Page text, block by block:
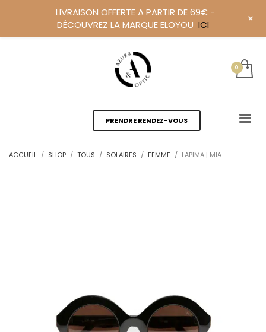
PRENDRE RENDEZ-VOUS
ACCUEIL SHOP TOUS SOLAIRES FEMME LAPIMA | MIA
LIVRAISON OFFERTE A PARTIR DE 69€ -
DÉCOUVREZ LA MARQUE ELOYOU ICI +